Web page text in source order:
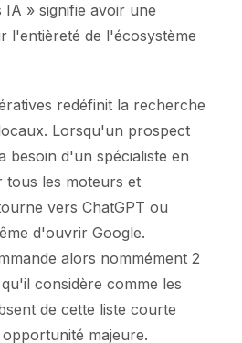
» signifie avoir une
l'entièreté de l'écosystème
redéfinit la recherche
Lorsqu'un prospect
besoin d'un spécialiste en
tous les moteurs et
vers ChatGPT ou
d'ouvrir Google.
alors nommément 2
considère comme les
de cette liste courte
majeure.